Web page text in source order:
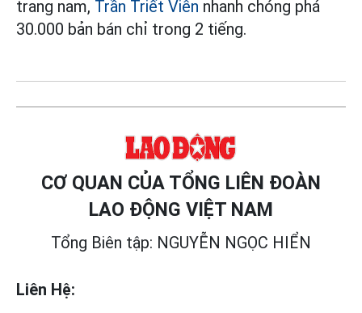
trang nam, Trần Triết Viễn nhanh chóng phá
30.000 bản bán chỉ trong 2 tiếng.
CƠ QUAN CỦA TỔNG LIÊN ĐOÀN
LAO ĐỘNG VIỆT NAM
Tổng Biên tập: NGUYỄN NGỌC HIỂN
Liên Hệ: